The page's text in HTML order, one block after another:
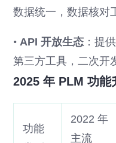
数据统一，数据核对
•API 开放生态 ：提
第三方工具，二次开
2025 年 PLM 功能
功能
2022 年
主流